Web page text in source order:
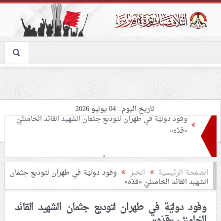
تاريخ اليوم : 04 يوليو 2026
إيران: زيارة وزير الخارجيّة الأمريكيّ للبحرين هدفها تقويض
ائتلاف 14 فبراير يدعو شعب البحرين إلى تجديد الوفاء لنهج
الإمام الشهيد الخامنئيّ «قدّه»
الحقوقيّة الصائغ: إدارة السجن ترفض استلام مستلزمات
الصفحة الرئيسية الخبر وفود دوليّة في طهران لتوديع جثمان
الشهيد القائد الخامنئيّ «قدّه»
وفود دوليّة في طهران لتوديع جثمان الشهيد القائد